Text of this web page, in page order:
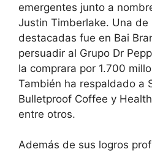
emergentes junto a
Justin Timberlake. Una de
destacadas fue en Bai
persuadir al Grupo Dr
la comprara por 1.700
También ha respaldado a
Bulletproof Coffee y
entre otros.
Además de sus logros